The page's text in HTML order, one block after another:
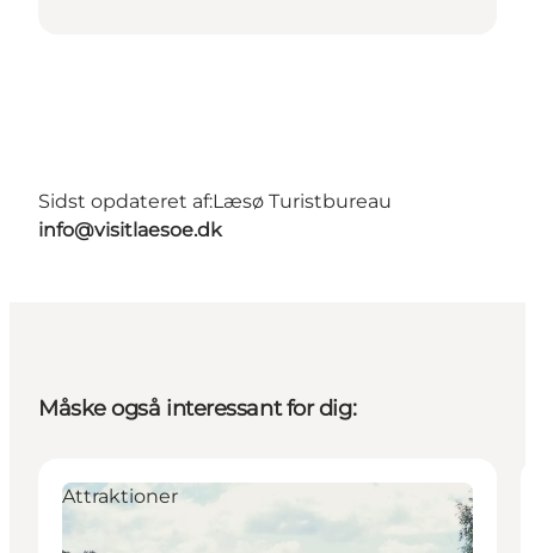
Sidst opdateret af:Læsø Turistbureau
info@visitlaesoe.dk
Måske også interessant for dig:
Attraktioner